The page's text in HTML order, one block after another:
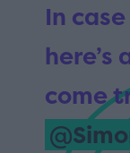
In
here’s
come